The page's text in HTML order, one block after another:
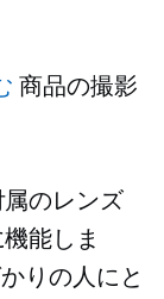
商品の撮影
のレンズ
能しま
りの人にと